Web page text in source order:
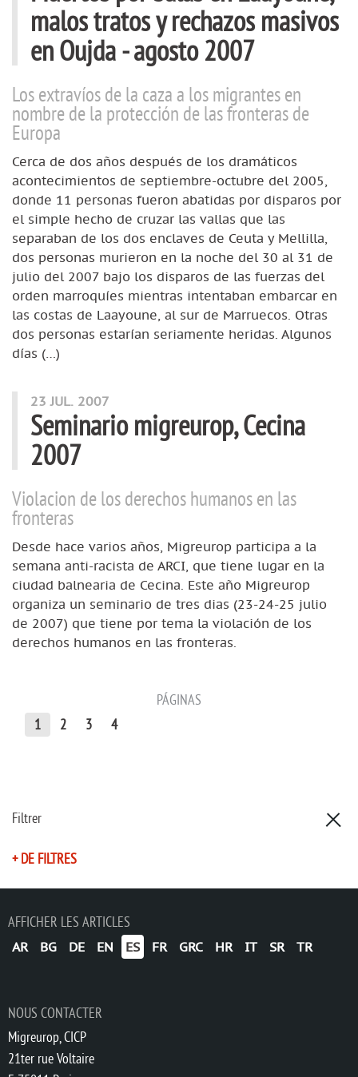
Filtrer
+ DE FILTRES
malos tratos y rechazos masivos
en Oujda - agosto 2007
Los extravíos de la caza a los migrantes en
nombre de la protección de las fronteras de
Europa
Cerca de dos años después de los dramáticos
acontecimientos de septiembre-octubre del 2005,
donde 11 personas fueron abatidas por disparos por
el simple hecho de cruzar las vallas que las
separaban de los dos enclaves de Ceuta y Mellilla,
dos personas murieron en la noche del 30 al 31 de
julio del 2007 bajo los disparos de las fuerzas del
orden marroquíes mientras intentaban embarcar en
las costas de Laayoune, al sur de Marruecos. Otras
dos personas estarían seriamente heridas. Algunos
días (…)
23 JUL. 2007
Seminario migreurop, Cecina
2007
Violacion de los derechos humanos en las
fronteras
Desde hace varios años, Migreurop participa a la
semana anti-racista de ARCI, que tiene lugar en la
ciudad balnearia de Cecina. Este año Migreurop
organiza un seminario de tres dias (23-24-25 julio
de 2007) que tiene por tema la violación de los
derechos humanos en las fronteras.
PÁGINAS
1
2 3 4
AFFICHER LES ARTICLES
AR BG DE EN ES FR GRC HR IT SR TR
NOUS CONTACTER
Migreurop, CICP
21ter rue Voltaire